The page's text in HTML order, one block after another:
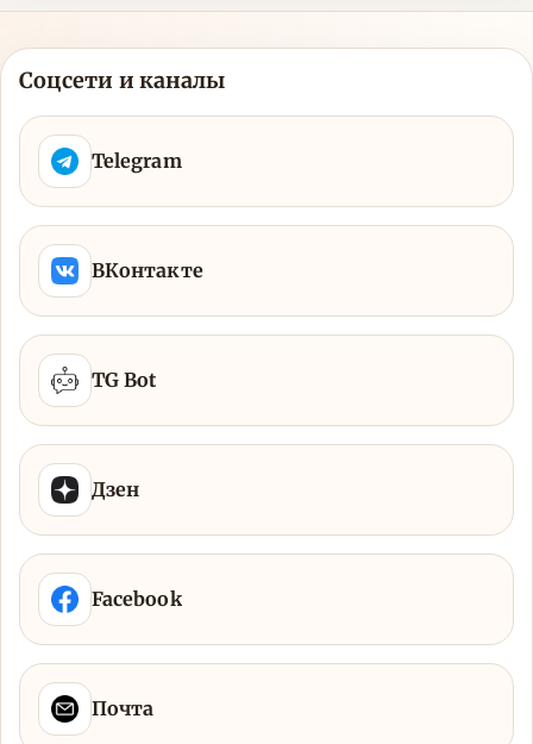
Соцсети и каналы
Telegram
ВКонтакте
TG Bot
Дзен
Facebook
Почта